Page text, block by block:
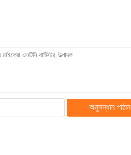
অনুসন্ধান পাঠান